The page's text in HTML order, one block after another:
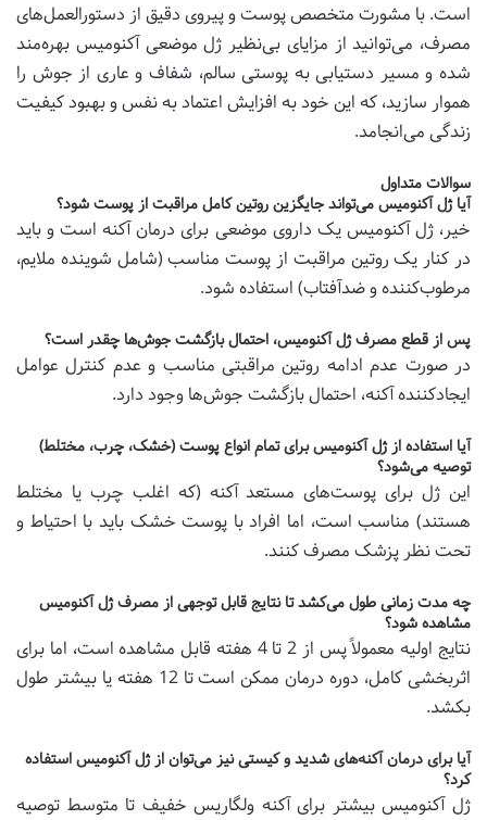
است. با مشورت متخصص پوست و پیروی دقیق از دستورالعمل‌های
مصرف، می‌توانید از مزایای بی‌نظیر ژل موضعی آکنومیس بهره‌مند
شده و مسیر دستیابی به پوستی سالم، شفاف و عاری از جوش را
هموار سازید، که این خود به افزایش اعتماد به نفس و بهبود کیفیت
زندگی می‌انجامد.
سوالات متداول
آیا ژل آکنومیس می‌تواند جایگزین روتین کامل مراقبت از پوست شود؟
خیر، ژل آکنومیس یک داروی موضعی برای درمان آکنه است و باید
در کنار یک روتین مراقبت از پوست مناسب (شامل شوینده ملایم،
مرطوب‌کننده و ضدآفتاب) استفاده شود.
پس از قطع مصرف ژل آکنومیس، احتمال بازگشت جوش‌ها چقدر است؟
در صورت عدم ادامه روتین مراقبتی مناسب و عدم کنترل عوامل
ایجادکننده آکنه، احتمال بازگشت جوش‌ها وجود دارد.
آیا استفاده از ژل آکنومیس برای تمام انواع پوست (خشک، چرب، مختلط)
توصیه می‌شود؟
این ژل برای پوست‌های مستعد آکنه (که اغلب چرب یا مختلط
هستند) مناسب است، اما افراد با پوست خشک باید با احتیاط و
تحت نظر پزشک مصرف کنند.
چه مدت زمانی طول می‌کشد تا نتایج قابل توجهی از مصرف ژل آکنومیس
مشاهده شود؟
نتایج اولیه معمولاً پس از 2 تا 4 هفته قابل مشاهده است، اما برای
اثربخشی کامل، دوره درمان ممکن است تا 12 هفته یا بیشتر طول
بکشد.
آیا برای درمان آکنه‌های شدید و کیستی نیز می‌توان از ژل آکنومیس استفاده
کرد؟
ژل آکنومیس بیشتر برای آکنه ولگاریس خفیف تا متوسط توصیه